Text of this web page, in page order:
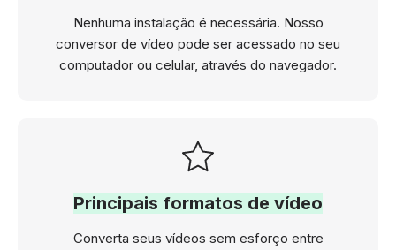
Nenhuma instalação é necessária. Nosso
conversor de vídeo pode ser acessado no seu
computador ou celular, através do navegador.
Principais formatos de vídeo
Converta seus vídeos sem esforço entre